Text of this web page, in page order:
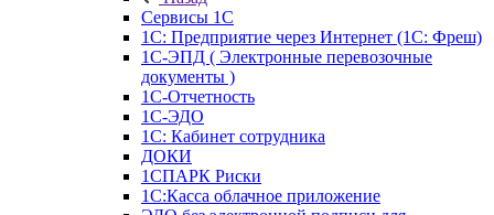
Сервисы 1С
1С: Предприятие через Интернет (1С: Фреш)
1С-ЭПД ( Электронные перевозочные
документы )
1С-Отчетность
1С-ЭДО
1С: Кабинет сотрудника
ДОКИ
1СПАРК Риски
1С:Касса облачное приложение